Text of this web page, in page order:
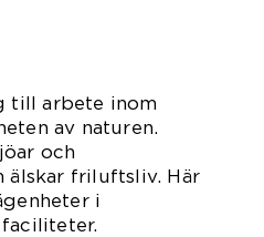
till arbete inom
av naturen.
och
älskar friluftsliv. Här
i